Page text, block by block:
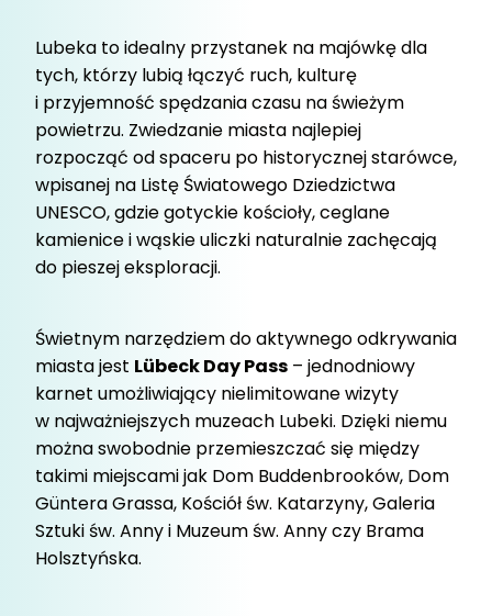
Lubeka to idealny przystanek na majówkę dla
tych, którzy lubią łączyć ruch, kulturę
i przyjemność spędzania czasu na świeżym
powietrzu. Zwiedzanie miasta najlepiej
rozpocząć od spaceru po historycznej starówce,
wpisanej na Listę Światowego Dziedzictwa
UNESCO, gdzie gotyckie kościoły, ceglane
kamienice i wąskie uliczki naturalnie zachęcają
do pieszej eksploracji.
Świetnym narzędziem do aktywnego odkrywania
miasta jest Lübeck Day Pass – jednodniowy
karnet umożliwiający nielimitowane wizyty
w najważniejszych muzeach Lubeki. Dzięki niemu
można swobodnie przemieszczać się między
takimi miejscami jak Dom Buddenbrooków, Dom
Güntera Grassa, Kościół św. Katarzyny, Galeria
Sztuki św. Anny i Muzeum św. Anny czy Brama
Holsztyńska.